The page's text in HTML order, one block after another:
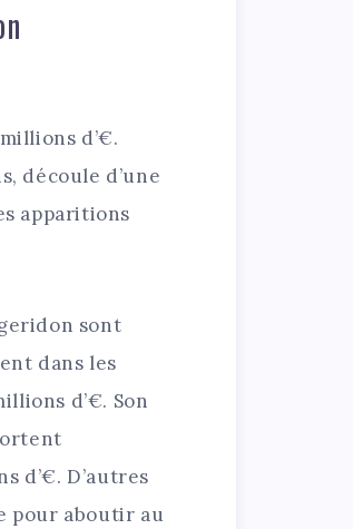
d’€.
découle d’une
apparitions
sont
dans les
d’€. Son
d’€. D’autres
pour aboutir au